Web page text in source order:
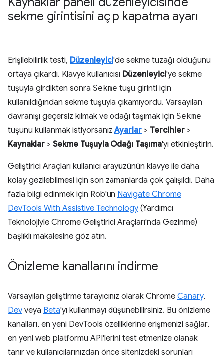
sekme girintisini açıp kapatma ayarı
Erişilebilirlik testi, Düzenleyici'de sekme tuzağı olduğunu
ortaya çıkardı. Klavye kullanıcısı Düzenleyici'ye sekme
tuşuyla girdikten sonra Sekme tuşu girinti için
kullanıldığından sekme tuşuyla çıkamıyordu. Varsayılan
davranışı geçersiz kılmak ve odağı taşımak için Sekme
tuşunu kullanmak istiyorsanızAyarlar > Tercihler >
Kaynaklar > Sekme Tuşuyla Odağı Taşıma'yı etkinleştirin.
Geliştirici Araçları kullanıcı arayüzünün klavye ile daha
kolay gezilebilmesi için son zamanlarda çok çalışıldı. Daha
fazla bilgi edinmek için Rob'un Navigate Chrome
DevTools With Assistive Technology (Yardımcı
Teknolojiyle Chrome Geliştirici Araçları'nda Gezinme)
başlıklı makalesine göz atın.
Önizleme kanallarını indirme
Varsayılan geliştirme tarayıcınız olarak Chrome Canary,
Dev veya Beta'yı kullanmayı düşünebilirsiniz. Bu önizleme
kanalları, en yeni DevTools özelliklerine erişmenizi sağlar,
en yeni web platformu API'lerini test etmenize olanak
tanır ve kullanıcılarınızdan önce sitenizdeki sorunları